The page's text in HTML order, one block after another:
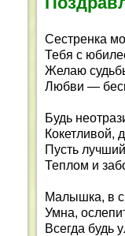
Сестренка
Тебя с
Желаю
Любви —
Будь
Кокетливой,
Пусть
Теплом и
Малышка, в
Умна,
Всегда будь